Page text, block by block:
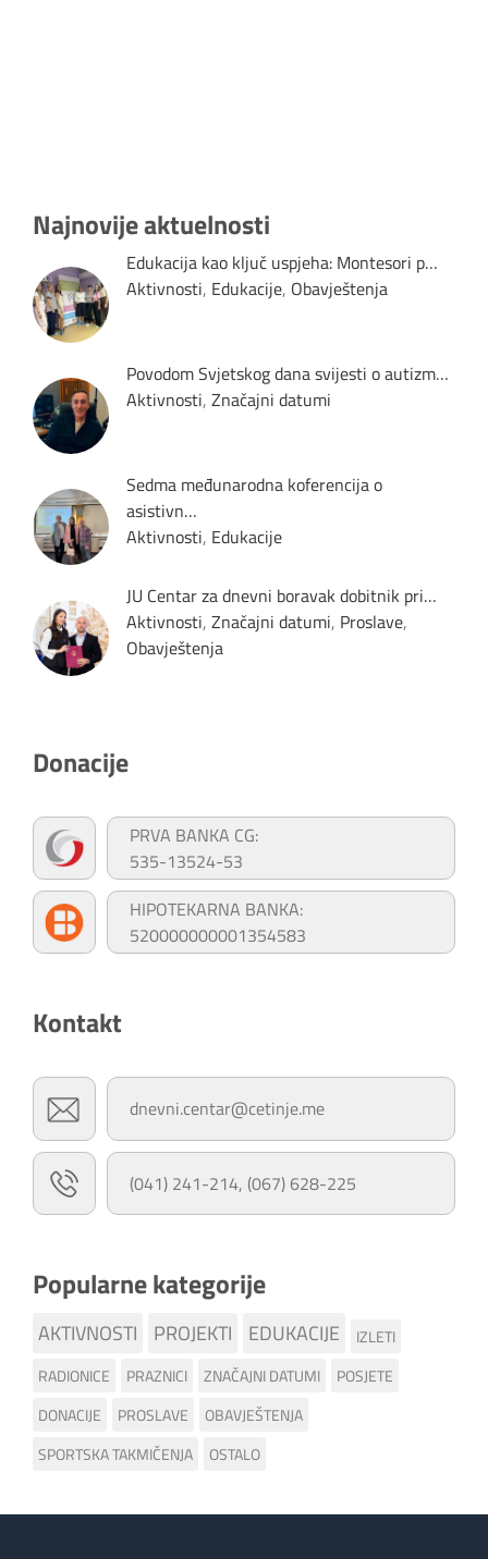
Najnovije aktuelnosti
Edukacija kao ključ uspjeha: Montesori p…
Aktivnosti, Edukacije, Obavještenja
Povodom Svjetskog dana svijesti o autizm…
Aktivnosti, Značajni datumi
Sedma međunarodna koferencija o
asistivn…
Aktivnosti, Edukacije
JU Centar za dnevni boravak dobitnik pri…
Aktivnosti, Značajni datumi, Proslave,
Obavještenja
Donacije
PRVA BANKA CG:
535-13524-53
HIPOTEKARNA BANKA:
520000000001354583
Kontakt
dnevni.centar@cetinje.me
(041) 241-214, (067) 628-225
Popularne kategorije
AKTIVNOSTI PROJEKTI EDUKACIJE
IZLETI
RADIONICE
PRAZNICI ZNAČAJNI DATUMI
POSJETE
DONACIJE
PROSLAVE
OBAVJEŠTENJA
SPORTSKA TAKMIČENJA
OSTALO